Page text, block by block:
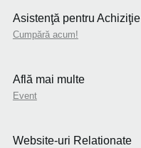
Asistenţă pentru Achiziţie
Cumpără acum!
Află mai multe
Event
Website-uri Relationate